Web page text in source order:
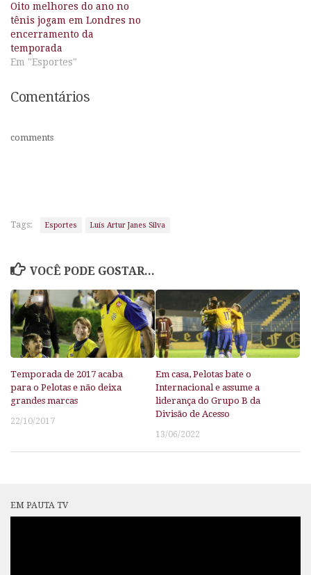
Oito melhores do ano no
tênis jogam em Londres no
encerramento da
temporada
Em "Esportes"
Comentários
comments
Tags: Esportes Luís Artur Janes Silva
VOCÊ PODE GOSTAR...
Temporada de 2017 acaba
para o Pelotas e não deixa
grandes marcas
22/10/2017
Em casa, Pelotas bate o
Internacional e assume a
liderança do Grupo B da
Divisão de Acesso
13/06/2022
EM PAUTA TV